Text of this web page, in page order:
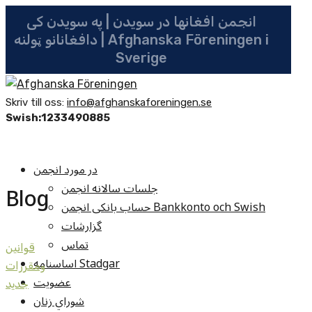
انجمن افغانها در سویدن | په سویدن کی
دافغانانو ټولنه | Afghanska Föreningen i
Sverige
Skriv till oss: info@afghanskaforeningen.se
Swish:1233490885
در مورد انجمن
جلسات سالانه انجمن
حساب بانکی انجمن Bankkonto och Swish
گزارشات
تماس
اساسنامه Stadgar
عضویت
شوراي زنان
Blog
قوانين
ومقررات
جديد